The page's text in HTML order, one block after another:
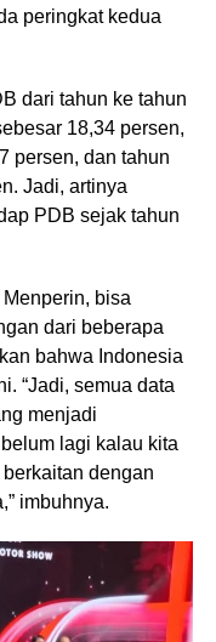
peringkat kedua
dari tahun ke tahun
18,34 persen,
persen, dan tahun
Jadi, artinya
PDB sejak tahun
bisa
dari beberapa
bahwa Indonesia
“Jadi, semua data
menjadi
lagi kalau kita
dengan
imbuhnya.